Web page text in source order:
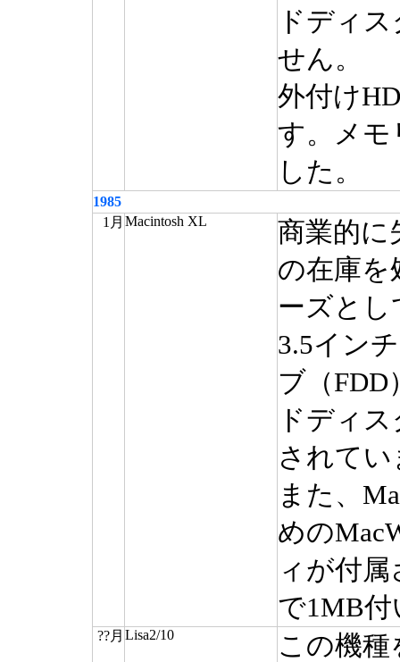
ドディ
せん。
外付け
す。メモ
した。
1985
1月 Macintosh XL
商業的に
の在庫を
ーズと
3.5イン
ブ（
ドディ
されて
また、
めの
ィが付
で1MB
??月 Lisa2/10
この機種